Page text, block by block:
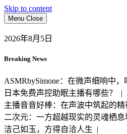
Skip to content
Menu Close
2026年8月5日
Breaking News
ASMRbySimone：在微声细响中
日本免费声控助眠主播有哪些？ |
主播音音好棒：在声波中筑起的
二次元：一方超越现实的灵魂栖
洁己如玉，方得自洽人生 |